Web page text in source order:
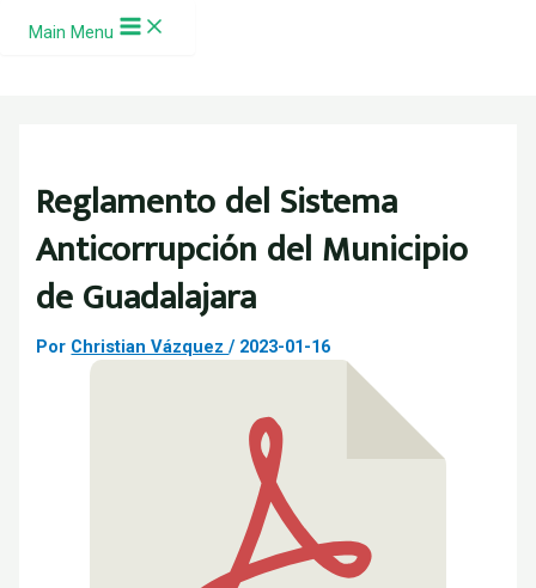
Ir al contenido
Main Menu
Reglamento del Sistema
Anticorrupción del Municipio
de Guadalajara
Por Christian Vázquez/ 2023-01-16